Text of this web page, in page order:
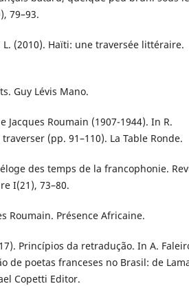
79–93.
(2010). Haïti: une traversée littéraire.
Guy Lévis Mano.
Jacques Roumain (1907-1944). In R.
(pp. 91–110). La Table Ronde.
des temps de la francophonie.
I(21), 73–80.
Roumain. Présence Africaine.
Princípios da retradução. In A.
de poetas franceses no Brasil: de
Copetti Editor.